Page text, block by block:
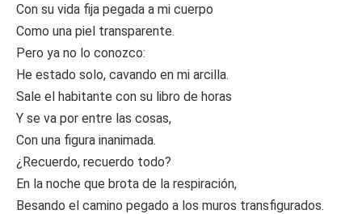
Con su vida fija pegada a mi cuerpo
Como una piel transparente.
Pero ya no lo conozco:
He estado solo, cavando en mi arcilla.
Sale el habitante con su libro de horas
Y se va por entre las cosas,
Con una figura inanimada.
¿Recuerdo, recuerdo todo?
En la noche que brota de la respiración,
Besando el camino pegado a los muros transfigurados.